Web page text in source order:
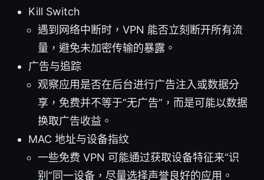
Kill Switch
遇到网络中断时，VPN 能否立刻断开所有流
量，避免未加密传输的暴露。
广告与追踪
观察应用是否在后台进行广告注入或数据分
享，免费并不等于“无广告”，而是可能以数据
换取广告收益。
MAC 地址与设备指纹
一些免费 VPN 可能通过获取设备特征来“识
别”同一设备，尽量选择声誉良好的应用。